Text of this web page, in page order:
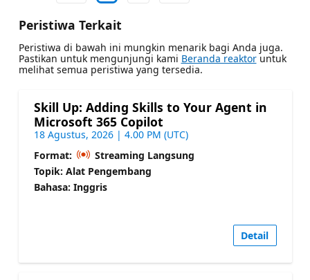
Peristiwa Terkait
Peristiwa di bawah ini mungkin menarik bagi Anda juga.
Pastikan untuk mengunjungi kami Beranda reaktoruntuk
melihat semua peristiwa yang tersedia.
Skill Up: Adding Skills to Your Agent in
Microsoft 365 Copilot
18 Agustus, 2026 | 4.00 PM (UTC)
Format:
Streaming Langsung
Topik: Alat Pengembang
Bahasa: Inggris
Detail